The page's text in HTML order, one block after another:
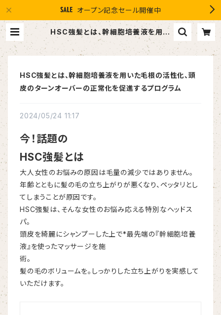
オープン記念セール開催中
HSC強髪とは、幹細胞培養液を用い
た毛根の活性化、頭皮のターンオーバ
ーの正常化を促進するプログラム | １
０％OFF スマイルグループ感謝店 #
HSC強髪とは、幹細胞培養液を用いた毛根の活性化、頭
皮のターンオーバーの正常化を促進するプログラム
2024/05/24 11:17
今！話題の
HSC強髪とは
大人女性のお悩みの原因は毛量の減少ではありません。
年齢とともに髪の毛の立ち上がりが悪くなり、ペッタリとし
てしまうことが原因です。
HSC強髪は、そんな女性のお悩み応える特別なヘッドス
パ。
頭皮を綺麗にシャンプーした上で*最先端の『幹細胞培養
液』を使ったマッサージを施
術。
髪の毛のボリュームを。しっかりした立ち上がりを実感して
いただけます。